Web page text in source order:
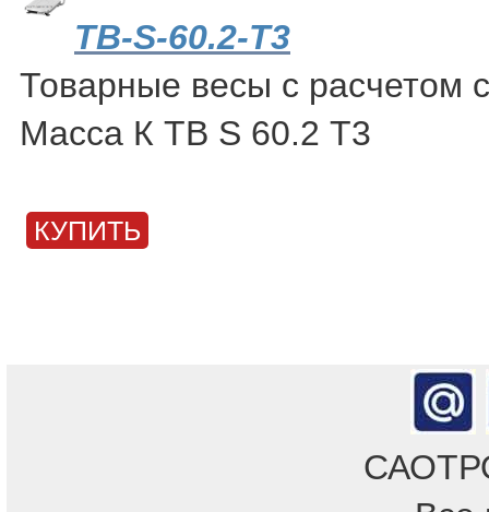
ТВ-S-60.2-Т3
Товарные весы с расчетом
Масса К ТВ S 60.2 Т3
КУПИТЬ